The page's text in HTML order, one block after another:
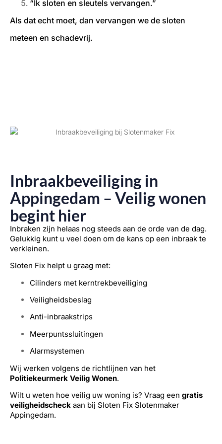
“Ik sloten en sleutels vervangen.”
Als dat echt moet, dan vervangen we de sloten
meteen en schadevrij.
Inbraakbeveiliging in
Appingedam – Veilig wonen
begint hier
Inbraken zijn helaas nog steeds aan de orde van de dag.
Gelukkig kunt u veel doen om de kans op een inbraak te
verkleinen.
Sloten Fix helpt u graag met:
Cilinders met kerntrekbeveiliging
Veiligheidsbeslag
Anti-inbraakstrips
Meerpuntssluitingen
Alarmsystemen
Wij werken volgens de richtlijnen van het
Politiekeurmerk Veilig Wonen.
Wilt u weten hoe veilig uw woning is? Vraag een gratis
veiligheidscheck aan bij Sloten Fix Slotenmaker
Appingedam.